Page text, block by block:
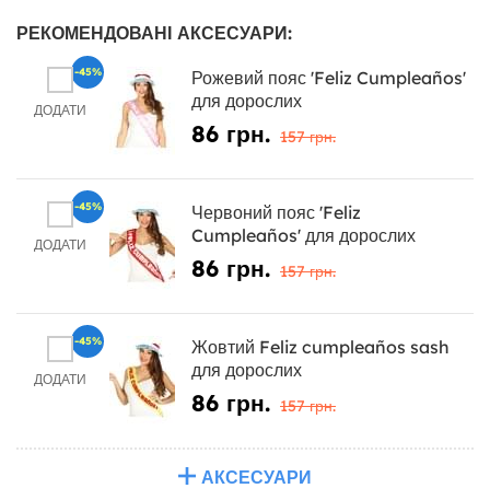
РЕКОМЕНДОВАНІ АКСЕСУАРИ:
ДОДАТИ
Рожевий пояс 'Feliz Cumpleaños'
для дорослих
86 грн. 157 грн.
-45%
ДОДАТИ
Червоний пояс 'Feliz
Cumpleaños' для дорослих
86 грн. 157 грн.
-45%
ДОДАТИ
Жовтий Feliz cumpleaños sash
для дорослих
86 грн. 157 грн.
-45%
АКСЕСУАРИ